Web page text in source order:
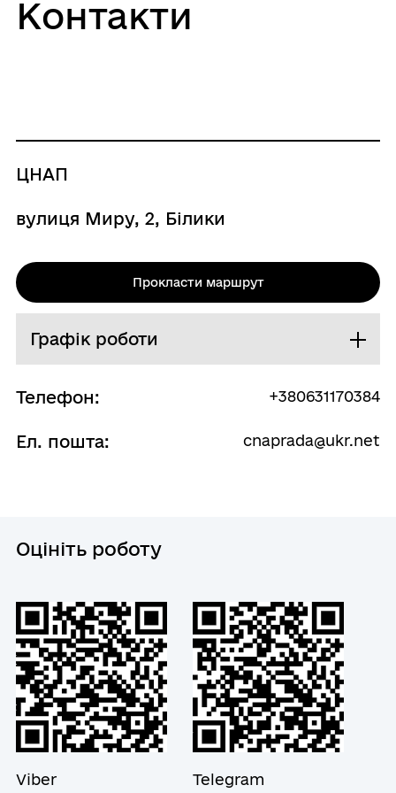
Контакти
ЦНАП
вулиця Миру, 2, Білики
Прокласти маршрут
Графік роботи
Понеділок 08:00 - 17:15
12:30 - 13:30
Перерва
12:30 - 13:30
Четвер 08:00 - 17:15
Перерва
12:30 - 13:30
Телефон: +380631170384
Ел. пошта: cnaprada@ukr.net
Оцініть роботу
Viber Telegram